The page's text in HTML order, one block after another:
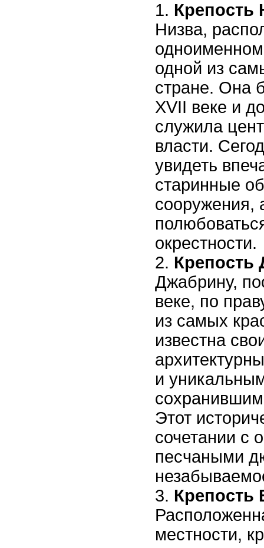
Крепость
Низва,
одноименном
одной из
стране. Она
XVII веке и
служила
власти.
увидеть
старинные
сооружения,
окрестности.
Крепость
Джабрину,
веке, по
из самых
известна
и
Этот
сочетании с
песчаными
местности,